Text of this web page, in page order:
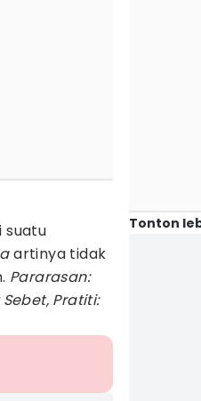
suatu
artinya tidak
Pararasan:
Pratiti:
Tonton